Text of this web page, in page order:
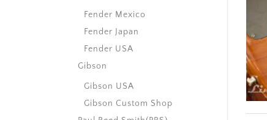
Fender Mexico
Fender Japan
Fender USA
Gibson
Gibson USA
Gibson Custom Shop